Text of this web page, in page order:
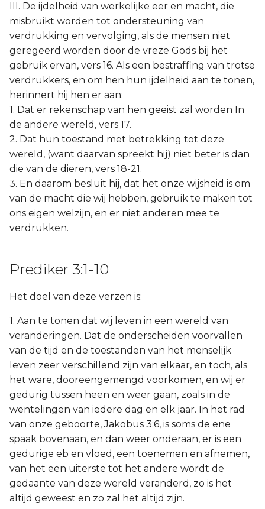
III. De ijdelheid van werkelijke eer en macht, die
misbruikt worden tot ondersteuning van
verdrukking en vervolging, als de mensen niet
geregeerd worden door de vreze Gods bij het
gebruik ervan, vers 16. Als een bestraffing van trotse
verdrukkers, en om hen hun ijdelheid aan te tonen,
herinnert hij hen er aan:
1. Dat er rekenschap van hen geëist zal worden In
de andere wereld, vers 17.
2. Dat hun toestand met betrekking tot deze
wereld, (want daarvan spreekt hij) niet beter is dan
die van de dieren, vers 18-21.
3. En daarom besluit hij, dat het onze wijsheid is om
van de macht die wij hebben, gebruik te maken tot
ons eigen welzijn, en er niet anderen mee te
verdrukken.
Prediker 3:1-10
Het doel van deze verzen is:
1. Aan te tonen dat wij leven in een wereld van
veranderingen. Dat de onderscheiden voorvallen
van de tijd en de toestanden van het menselijk
leven zeer verschillend zijn van elkaar, en toch, als
het ware, dooreengemengd voorkomen, en wij er
gedurig tussen heen en weer gaan, zoals in de
wentelingen van iedere dag en elk jaar. In het rad
van onze geboorte, Jakobus 3:6, is soms de ene
spaak bovenaan, en dan weer onderaan, er is een
gedurige eb en vloed, een toenemen en afnemen,
van het een uiterste tot het andere wordt de
gedaante van deze wereld veranderd, zo is het
altijd geweest en zo zal het altijd zijn.